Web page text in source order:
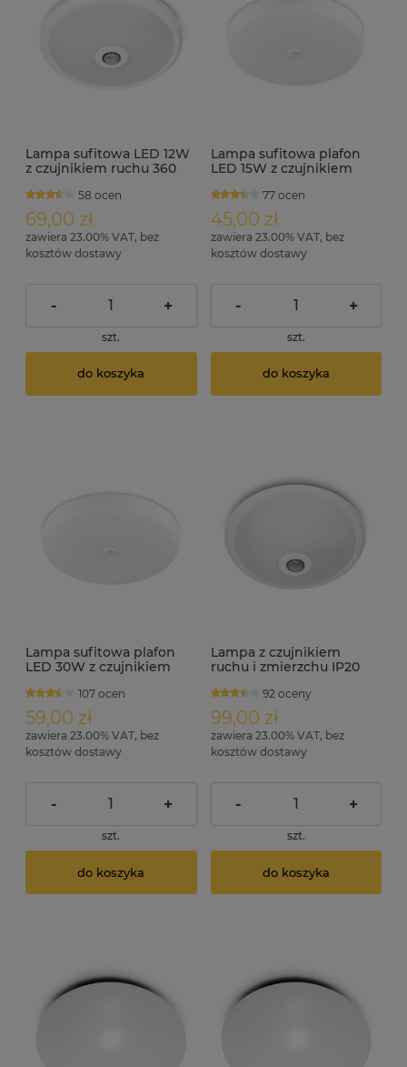
Lampa sufitowa LED 12W
z czujnikiem ruchu 360
58 ocen
69,00 zł
zawiera 23.00% VAT, bez
kosztów dostawy
- +
szt.
do koszyka
Lampa sufitowa plafon
LED 15W z czujnikiem
S 15cm
77 ocen
45,00 zł
zawiera 23.00% VAT, bez
kosztów dostawy
- +
szt.
do koszyka
Lampa sufitowa plafon
LED 30W z czujnikiem
S
107 ocen
59,00 zł
zawiera 23.00% VAT, bez
kosztów dostawy
- +
szt.
do koszyka
Lampa z czujnikiem
ruchu i zmierzchu IP20
MAGOR
92 oceny
99,00 zł
zawiera 23.00% VAT, bez
kosztów dostawy
- +
szt.
do koszyka